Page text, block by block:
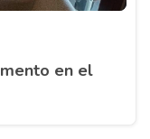
en el